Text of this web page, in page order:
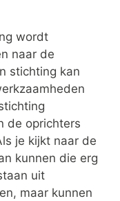
wordt
naar de
stichting kan
de oprichters
je kijkt naar de
kunnen die erg
uit
maar kunnen